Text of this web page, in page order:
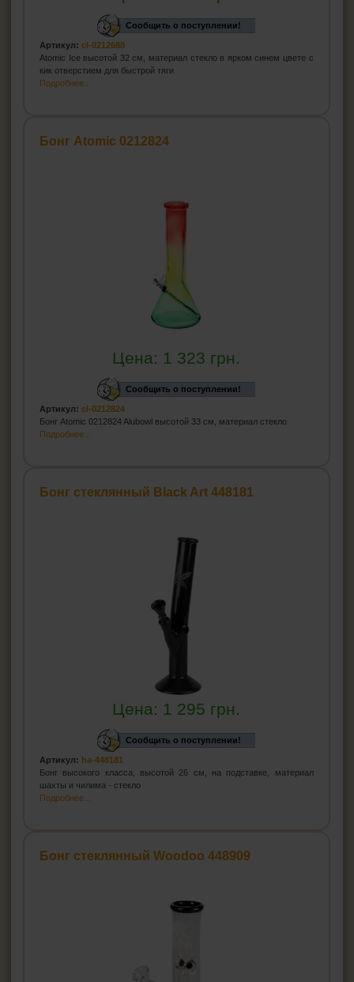
Сообщить о поступлении!
Артикул: cl-0212688
Atomic Ice высотой 32 см, материал стекло в ярком синем цвете с
кик отверстием для быстрой тяги
Подробнее...
Бонг Atomic 0212824
Цена: 1 323 грн.
Сообщить о поступлении!
Артикул: cl-0212824
Бонг Atomic 0212824 Alubowl высотой 33 см, материал стекло
Подробнее...
Бонг стеклянный Black Art 448181
Цена: 1 295 грн.
Сообщить о поступлении!
Артикул: ha-448181
Бонг высокого класса, высотой 26 см, на подставке, материал
шахты и чилима - стекло
Подробнее...
Бонг стеклянный Woodoo 448909